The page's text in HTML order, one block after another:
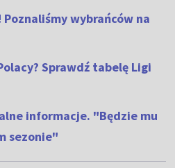
wybrańców na
Sprawdź tabelę Ligi
informacje. "Będzie mu
sezonie"